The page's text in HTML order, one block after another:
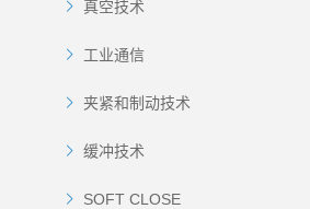
真空技术
工业通信
夹紧和制动技术
缓冲技术
SOFT CLOSE